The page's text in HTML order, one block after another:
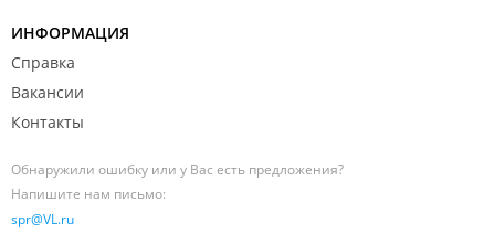
ИНФОРМАЦИЯ
Справка
Вакансии
Контакты
Обнаружили ошибку или у Вас есть предложения?
Напишите нам письмо:
spr@VL.ru